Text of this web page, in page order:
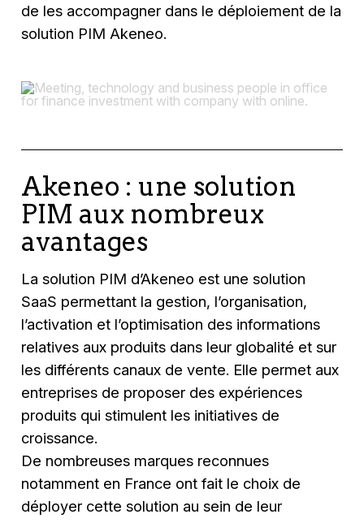
de les accompagner dans le déploiement de la
solution PIM Akeneo.
Akeneo : une solution
PIM aux nombreux
avantages
La solution PIM d’Akeneo est une solution
SaaS permettant la gestion, l’organisation,
l’activation et l’optimisation des informations
relatives aux produits dans leur globalité et sur
les différents canaux de vente. Elle permet aux
entreprises de proposer des expériences
produits qui stimulent les initiatives de
croissance.
De nombreuses marques reconnues
notamment en France ont fait le choix de
déployer cette solution au sein de leur